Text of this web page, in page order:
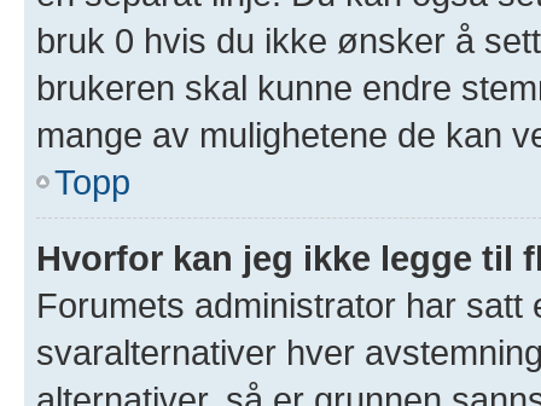
bruk 0 hvis du ikke ønsker å
brukeren skal kunne endre
mange av mulighetene de kan
Topp
Hvorfor kan jeg ikke legge til
Forumets administrator har satt
svaralternativer hver